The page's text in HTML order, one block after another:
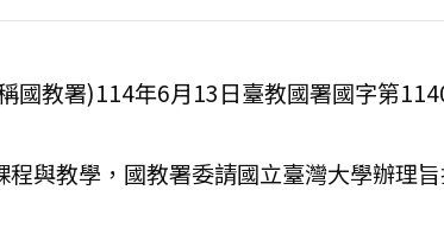
國教署)114年6月13日臺教國署國字第
與教學，國教署委請國立臺灣大學辦理旨